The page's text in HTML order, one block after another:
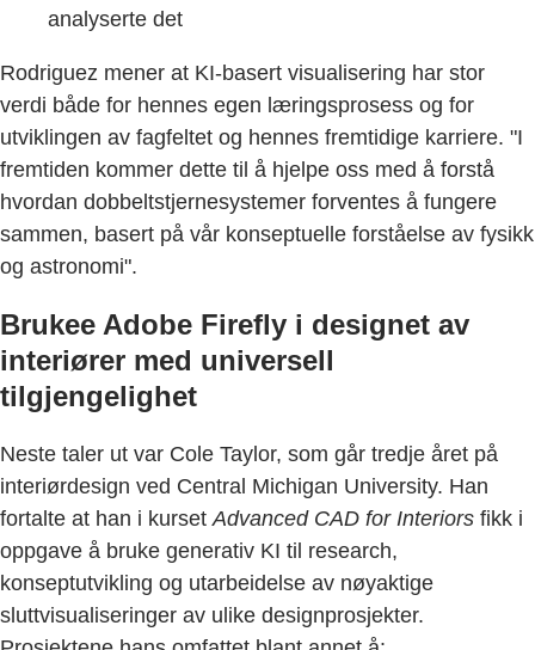
analyserte det
Rodriguez mener at KI-basert visualisering har stor
verdi både for hennes egen læringsprosess og for
utviklingen av fagfeltet og hennes fremtidige karriere. "I
fremtiden kommer dette til å hjelpe oss med å forstå
hvordan dobbeltstjernesystemer forventes å fungere
sammen, basert på vår konseptuelle forståelse av fysikk
og astronomi".
Brukee Adobe Firefly i designet av
interiører med universell
tilgjengelighet
Neste taler ut var Cole Taylor, som går tredje året på
interiørdesign ved Central Michigan University. Han
fortalte at han i kurset Advanced CAD for Interiors fikk i
oppgave å bruke generativ KI til research,
konseptutvikling og utarbeidelse av nøyaktige
sluttvisualiseringer av ulike designprosjekter.